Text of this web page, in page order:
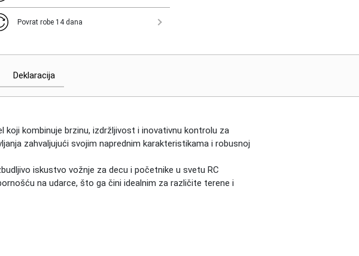
Povrat robe 14 dana
Deklaracija
koji kombinuje brzinu, izdržljivost i inovativnu kontrolu za
zahvaljujući svojim naprednim karakteristikama i robusnoj
iskustvo vožnje za decu i početnike u svetu RC
na udarce, što ga čini idealnim za različite terene i